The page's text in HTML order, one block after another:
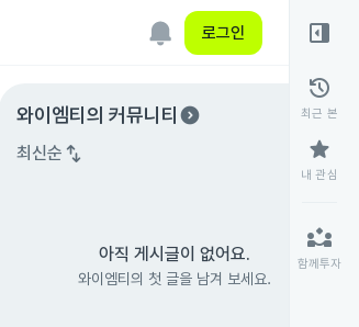
로그인
와이엠티 의 커뮤니티 expand_circle_right
최신순 swap_vert
아직 게시글이 없어요.
와이엠티의 첫 글을 남겨 보세요.
right_panel_open
history
최근 본
star
내 관심
partner_exchange
함께투자